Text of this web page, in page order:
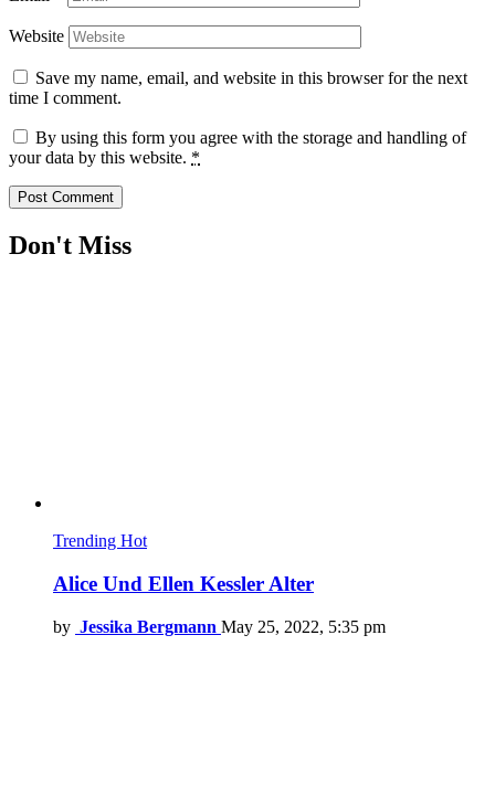
Website
Save my name, email, and website in this browser for the next
time I comment.
By using this form you agree with the storage and handling of
your data by this website. *
Don't Miss
Trending Hot
Alice Und Ellen Kessler Alter
by Jessika Bergmann May 25, 2022, 5:35 pm